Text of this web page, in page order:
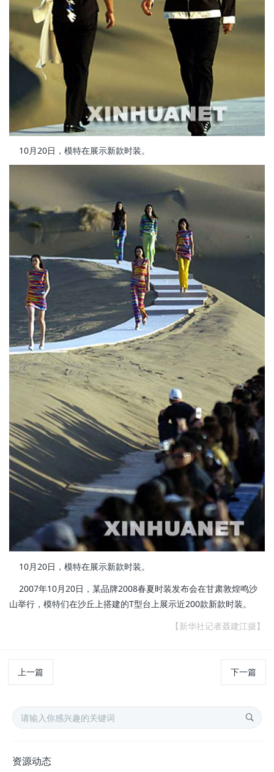
10月20日，模特在展示新款时装。
10月20日，模特在展示新款时装。
2007年10月20日，某品牌2008春夏时装发布会在甘肃敦煌鸣沙
山举行，模特们在沙丘上搭建的T型台上展示近200款新款时装。
【新华社记者聂建江摄】
上一篇 下一篇
资源动态